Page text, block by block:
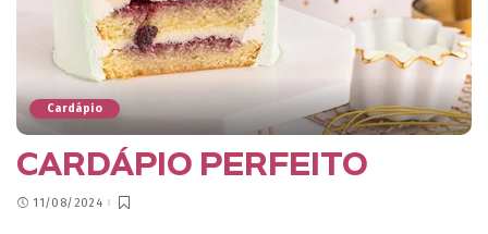
Cardápio
CARDÁPIO PERFEITO
11/08/2024